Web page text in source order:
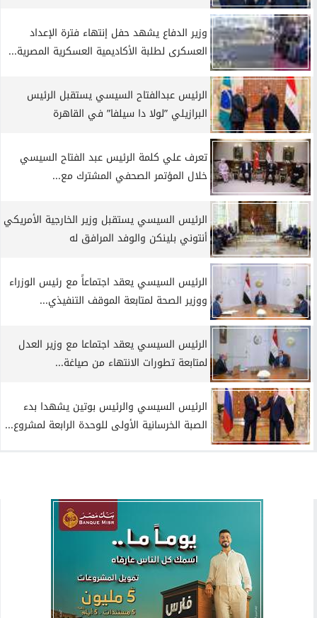
وزير الدفاع يشهد حفل إنتهاء فترة الإعداد
العسكرى لطلبة الأكاديمية العسكرية المصرية...
الرئيس عبدالفتاح السيسي يستقبل الرئيس
البرازيلي ”لولا دا سيلفا” في القاهرة
تعرف علي كلمة الرئيس عبد الفتاح السيسي
خلال المؤتمر الصحفي المشترك مع...
الرئيس السيسي يستقبل وزير الخارجية الأمريكي
أنتوني بلينكن والوفد المرافق له
الرئيس السيسي يعقد اجتماعاً مع رئيس الوزراء
ووزير الصحة لمتابعة الموقف التنفيذي...
الرئيس السيسي يعقد اجتماعا مع وزير العدل
لمتابعة تطورات الانتهاء من صياغة...
الرئيس السيسي والرئيس بوتين يشهدا بدء
الصبة الخرسانية الأولى للوحدة الرابعة لمشروع...